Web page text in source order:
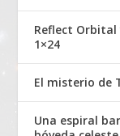
Reflect Orbital
1×24
El misterio de
Una espiral